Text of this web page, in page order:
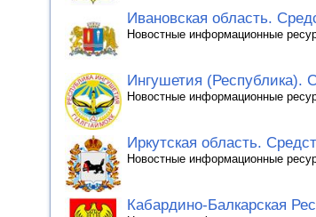
Ивановская область.
Новостные информационные
Ингушетия (Республика).
Новостные информационные
Иркутская область.
Новостные информационные
Кабардино-Балкарская